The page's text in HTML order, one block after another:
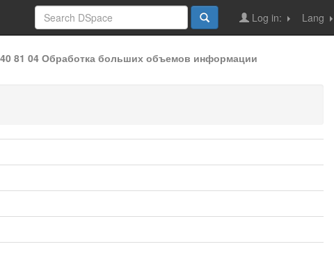
Lang
Log in:
81 04 Обработка больших объемов информации